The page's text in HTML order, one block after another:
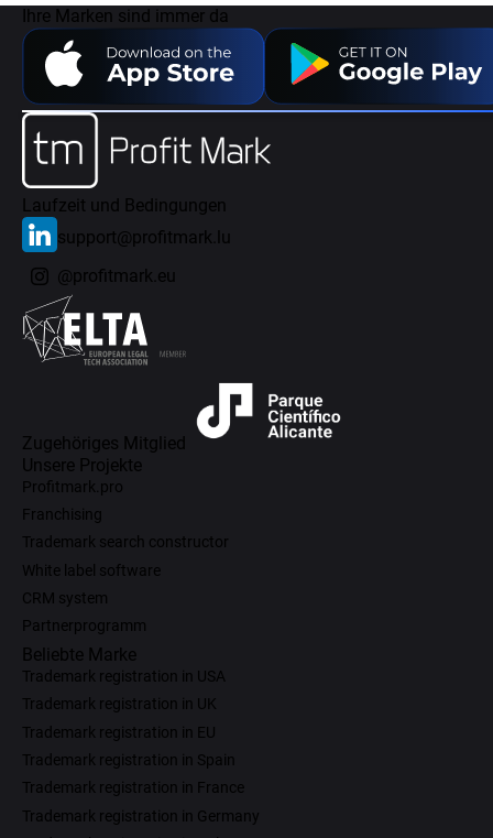
Ihre Marken sind immer da
Laufzeit und Bedingungen
support@profitmark.lu
@profitmark.eu
Zugehöriges Mitglied
Unsere Projekte
Profitmark.pro
Franchising
Trademark search constructor
White label software
CRM system
Partnerprogramm
Beliebte Marke
Trademark registration in USA
Trademark registration in UK
Trademark registration in EU
Trademark registration in Spain
Trademark registration in France
Trademark registration in Germany